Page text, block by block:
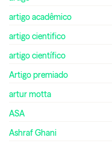
artigo acadêmico
artigo cientifico
artigo científico
Artigo premiado
artur motta
ASA
Ashraf Ghani